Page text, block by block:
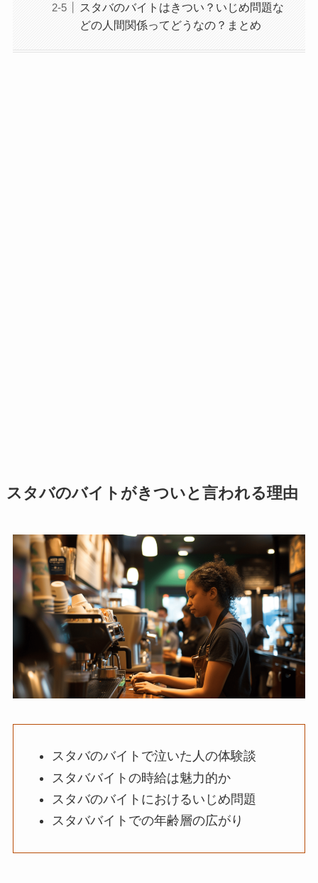
スタバのバイトはきつい？いじめ問題な
どの人間関係ってどうなの？まとめ
スタバのバイトがきついと言われる理由
スタバのバイトで泣いた人の体験談
スタババイトの時給は魅力的か
スタバのバイトにおけるいじめ問題
スタババイトでの年齢層の広がり